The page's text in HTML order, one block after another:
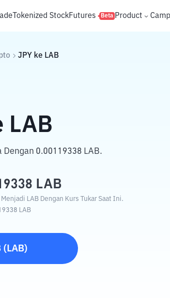
Tokenized StockFutures Beta Product
JPY ke LAB
LAB
Dengan 0.00119338 LAB.
LAB
LAB Dengan Kurs Tukar Saat Ini.
LAB
( LAB)